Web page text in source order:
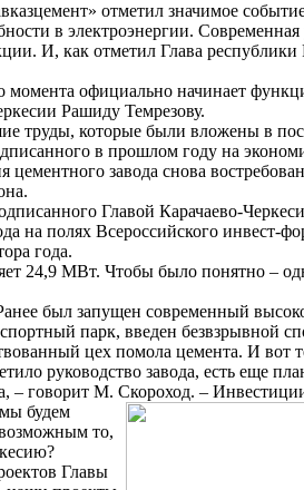
отметил значимое
в электроэнергии.
И, как отметил Глава
официально начинает
Рашиду Темрезову.
которые были вложены в
в прошлом году на
завода снова
Главой Карачаево-
на полях Всероссийского инвест-
года.
24,9 МВт. Чтобы было понятно –
был запущен современный
парк, введен безвзрывной
цех помола цемента. И вот
руководство завода, есть еще
говорит М. Скороход. – Инвестиции
будем
возможным то,
Главы